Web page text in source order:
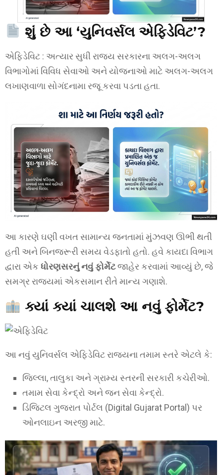
શું છે આ ‘યુનિવર્સલ એફિડેવિટ’?
એફિડેવિટ : અત્યાર સુધી રાજ્ય સરકારના અલગ-અલગ
વિભાગોમાં વિવિધ સેવાઓ અને યોજનાઓ માટે અલગ-અલગ
લખાણવાળા સોગંદનામા રજૂ કરવા પડતા હતા.
આ કારણે ઘણી વખત સામાન્ય જનતામાં મુંઝવણ ઊભી થતી
હતી અને બિનજરૂરી સમય વેડફાતો હતો. હવે કાયદા વિભાગ
દ્વારા એક ધોરણસરનું નવું ફોર્મેટજાહેર કરવામાં આવ્યું છે, જે
સમગ્ર રાજ્યમાં એકસમાન રીતે માન્ય ગણાશે.
ક્યાં ક્યાં ચાલશે આ નવું ફોર્મેટ?
આ નવું યુનિવર્સલ એફિડેવિટ રાજ્યના તમામ સ્તરે એટલે કે:
જિલ્લા, તાલુકા અને ગ્રામ્ય સ્તરની સરકારી કચેરીઓ.
તમામ સેવા કેન્દ્રો અને જન સેવા કેન્દ્રો.
ડિજિટલ ગુજરાત પોર્ટલ (Digital Gujarat Portal) પર
ઓનલાઇન અરજી માટે.